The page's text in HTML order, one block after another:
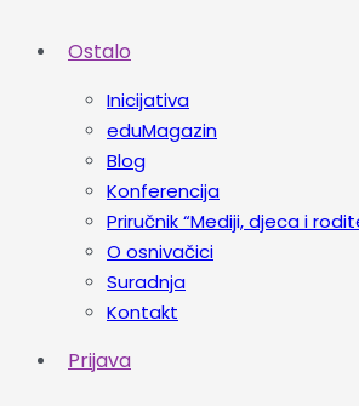
Ostalo
Inicijativa
eduMagazin
Blog
Konferencija
Priručnik “Mediji, djeca i
O osnivačici
Suradnja
Kontakt
Prijava